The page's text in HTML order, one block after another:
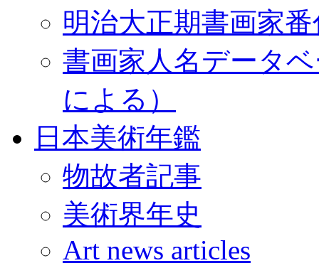
明治大正期書画家
書画家人名データ
による）
日本美術年鑑
物故者記事
美術界年史
Art news articles